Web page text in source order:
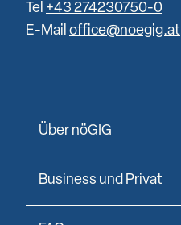
Tel +43 274230750-0
E-Mail office@noegig.at
Über nöGIG
Business und Privat